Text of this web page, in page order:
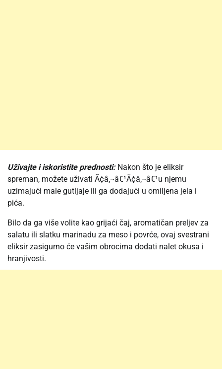
Uživajte i iskoristite prednosti:Nakon što je eliksir
spreman, možete uživati Ã¢â‚¬â€¹Ã¢â‚¬â€¹u njemu
uzimajući male gutljaje ili ga dodajući u omiljena jela i
pića.
Bilo da ga više volite kao grijaći čaj, aromatičan preljev za
salatu ili slatku marinadu za meso i povrće, ovaj svestrani
eliksir zasigurno će vašim obrocima dodati nalet okusa i
hranjivosti.